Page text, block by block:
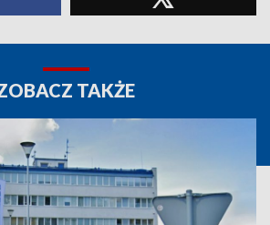
TAKŻE